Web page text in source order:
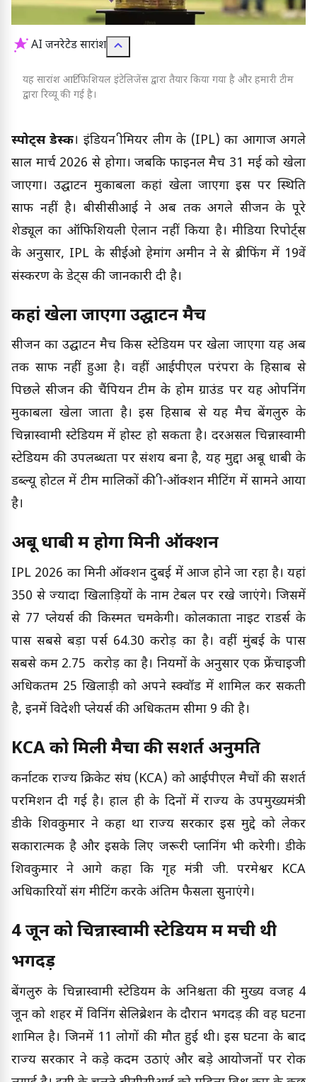
AI जनरेटेड सारांश
यह सारांश आर्टिफिशियल इंटेलिजेंस द्वारा तैयार किया गया है और हमारी टीम
द्वारा रिव्यू की गई है।
स्पोर्ट्स डेस्क। इंडियन प्रीमियर लीग के (IPL) का आगाज अगले
साल मार्च 2026 से होगा। जबकि फाइनल मैच 31 मई को खेला
जाएगा। उद्घाटन मुकाबला कहां खेला जाएगा इस पर स्थिति
साफ नहीं है। बीसीसीआई ने अब तक अगले सीजन के पूरे
शेड्यूल का ऑफिशियली ऐलान नहीं किया है। मीडिया रिपोर्ट्स
के अनुसार, IPL के सीईओ हेमांग अमीन ने प्रेस ब्रीफिंग में 19वें
संस्करण के डेट्स की जानकारी दी है।
कहां खेला जाएगा उद्घाटन मैच
सीजन का उद्घाटन मैच किस स्टेडियम पर खेला जाएगा यह अब
तक साफ नहीं हुआ है। वहीं आईपीएल परंपरा के हिसाब से
पिछले सीजन की चैंपियन टीम के होम ग्राउंड पर यह ओपनिंग
मुकाबला खेला जाता है। इस हिसाब से यह मैच बेंगलुरु के
चिन्नास्वामी स्टेडियम में होस्ट हो सकता है। दरअसल चिन्नास्वामी
स्टेडियम की उपलब्धता पर संशय बना है, यह मुद्दा अबू धाबी के
डब्ल्यू होटल में टीम मालिकों की प्री-ऑक्शन मीटिंग में सामने आया
है।
अबू धाबी में होगा मिनी ऑक्शन
IPL 2026 का मिनी ऑक्शन दुबई में आज होने जा रहा है। यहां
350 से ज्यादा खिलाड़ियों के नाम टेबल पर रखे जाएंगे। जिसमें
से 77 प्लेयर्स की किस्मत चमकेगी। कोलकाता नाइट राडर्स के
पास सबसे बड़ा पर्स 64.30 करोड़ का है। वहीं मुंबई के पास
सबसे कम 2.75 करोड़ का है। नियमों के अनुसार एक फ्रेंचाइजी
अधिकतम 25 खिलाड़ी को अपने स्क्वॉड में शामिल कर सकती
है, इनमें विदेशी प्लेयर्स की अधिकतम सीमा 9 की है।
KCA को मिली मैचों की सशर्त अनुमति
कर्नाटक राज्य क्रिकेट संघ (KCA) को आईपीएल मैचों की सशर्त
परमिशन दी गई है। हाल ही के दिनों में राज्य के उपमुख्यमंत्री
डीके शिवकुमार ने कहा था राज्य सरकार इस मुद्दे को लेकर
सकारात्मक है और इसके लिए जरूरी प्लानिंग भी करेगी। डीके
शिवकुमार ने आगे कहा कि गृह मंत्री जी. परमेश्वर KCA
अधिकारियों संग मीटिंग करके अंतिम फैसला सुनाएंगे।
4 जून को चिन्नास्वामी स्टेडियम में मची थी
भगदड़
बेंगलुरु के चिन्नास्वामी स्टेडियम के अनिश्चता की मुख्य वजह 4
जून को शहर में विनिंग सेलिब्रेशन के दौरान भगदड़ की वह घटना
शामिल है। जिनमें 11 लोगों की मौत हुई थी। इस घटना के बाद
राज्य सरकार ने कड़े कदम उठाएं और बड़े आयोजनों पर रोक